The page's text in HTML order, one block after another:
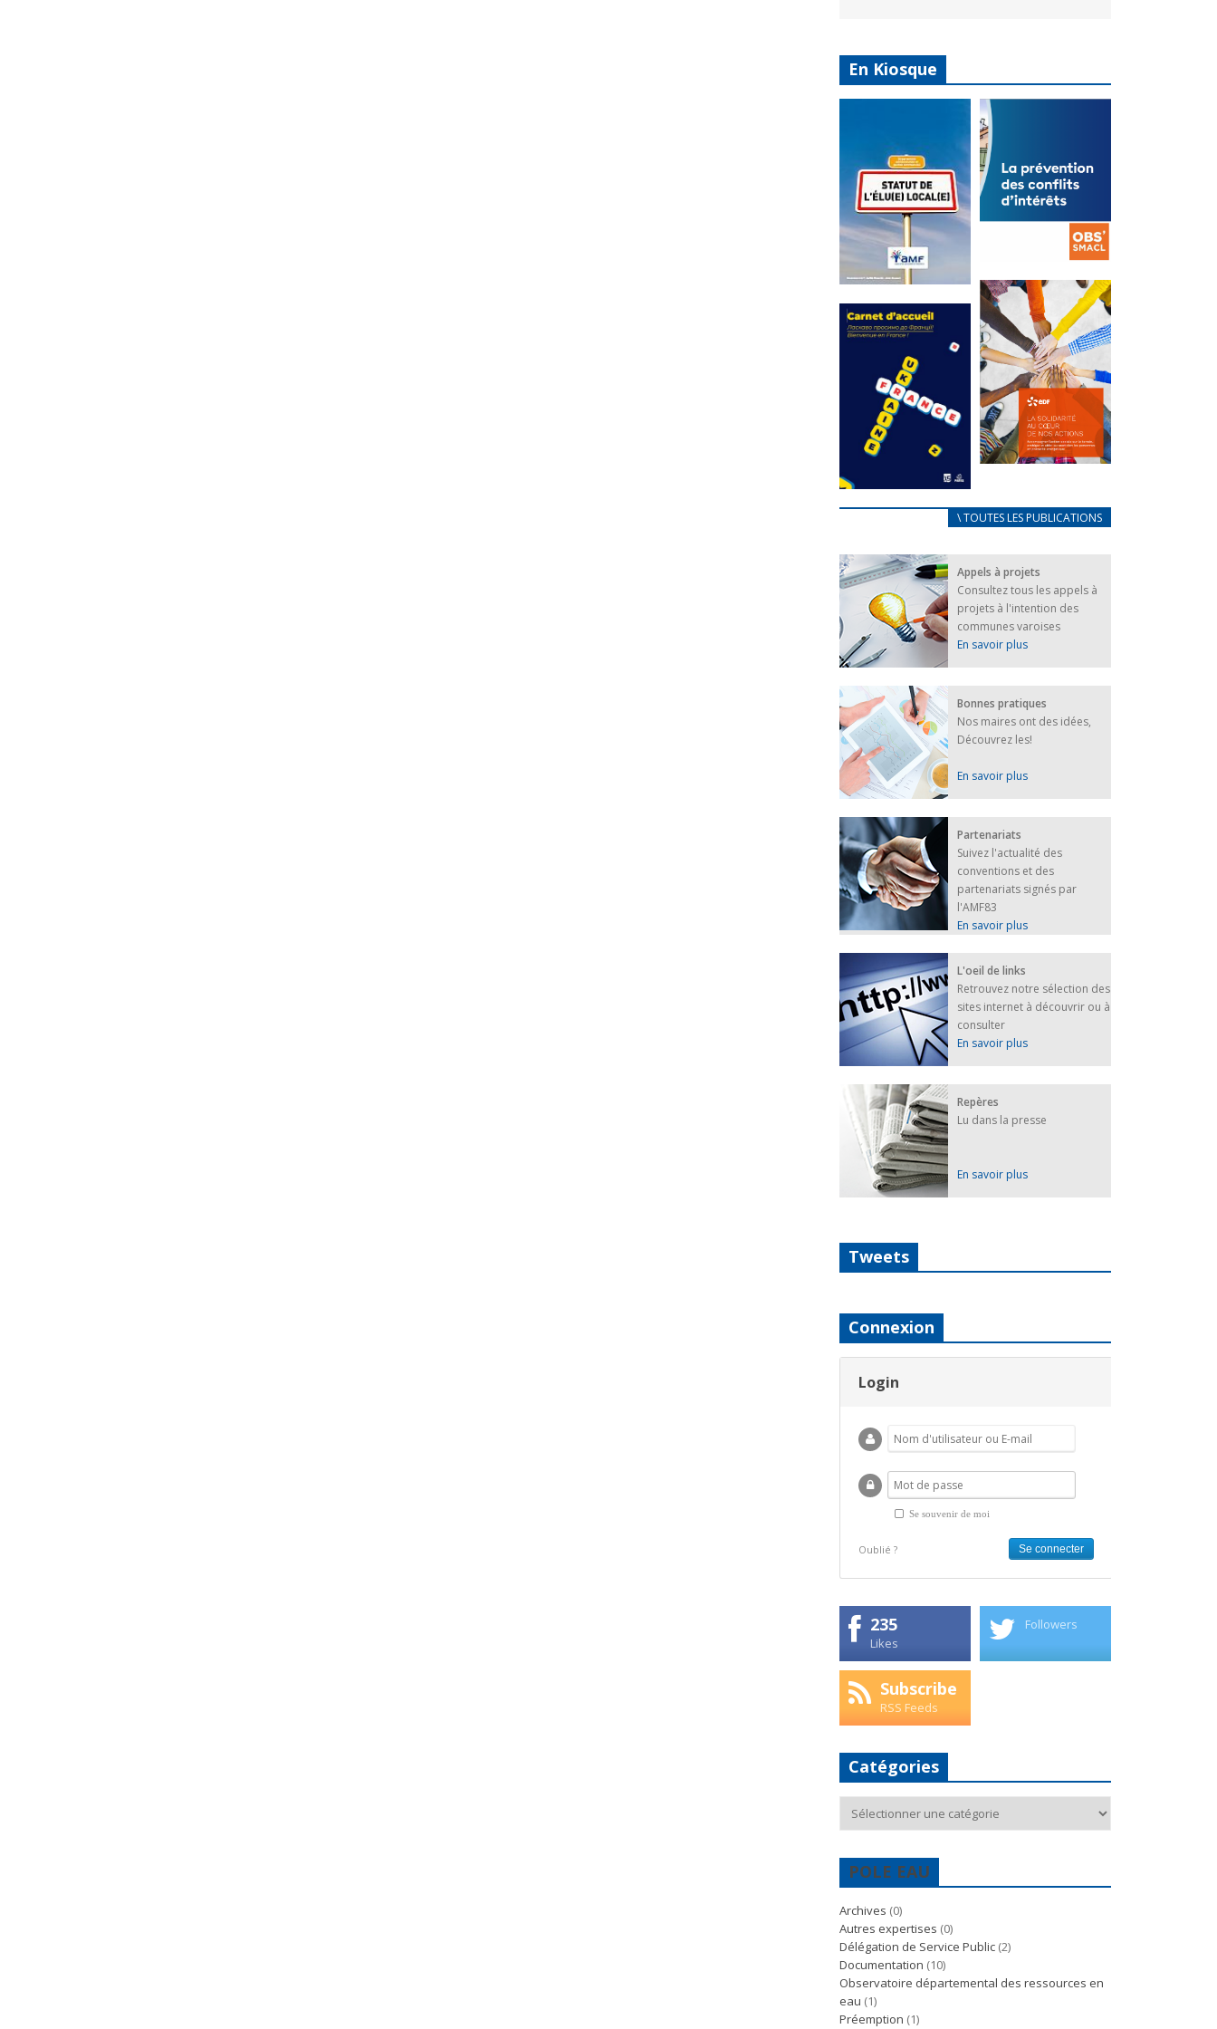
En Kiosque
Statut de
l’élu local
Mise à jour avril
2024
FEUILLETER
La
prévention
des conflits
d’intérêts
18 septembre 2023
FEUILLETER
au coeur de
nos actions
FEUILLETER
FRANÇAIS/UKRAINIEN
25 avril 2022
Afin
d’accompagner
au mieux les
réfugiés
ukrainiens arrivés
en France,...
FEUILLETER
\ TOUTES LES PUBLICATIONS
Appels à projets
Consultez tous les appels à
projets à l'intention des
communes varoises
En savoir plus
Bonnes pratiques
Nos maires ont des idées,
Découvrez les!
En savoir plus
Partenariats
Suivez l'actualité des
conventions et des
partenariats signés par
l'AMF83
En savoir plus
L'oeil de links
Retrouvez notre sélection des
sites internet à découvrir ou à
consulter
En savoir plus
Repères
Lu dans la presse
En savoir plus
Tweets
Connexion
Login
Se souvenir de moi
Oublié ?
235
Likes
Followers
Subscribe
RSS Feeds
Catégories
POLE EAU
Archives (0)
Autres expertises (0)
Délégation de Service Public (2)
Documentation (10)
Observatoire départemental des ressources en
eau (1)
Préemption (1)